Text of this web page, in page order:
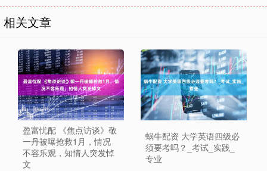
相关文章
盈富忧配 《焦点访谈》敬
一丹被曝抢救1月，情况
不容乐观，知情人突发悼
文
蜗牛配资 大学英语四级必
须要考吗？_考试_实践_
专业